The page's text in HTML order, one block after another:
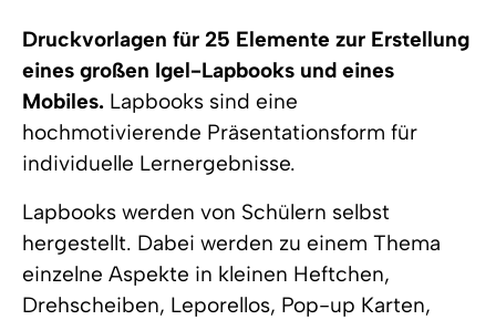
Druckvorlagen für 25 Elemente zur Erstellung
eines großen Igel-Lapbooks und eines
Mobiles. Lapbooks sind eine
hochmotivierende Präsentationsform für
individuelle Lernergebnisse.
Lapbooks werden von Schülern selbst
hergestellt. Dabei werden zu einem Thema
einzelne Aspekte in kleinen Heftchen,
Drehscheiben, Leporellos, Pop-up Karten,